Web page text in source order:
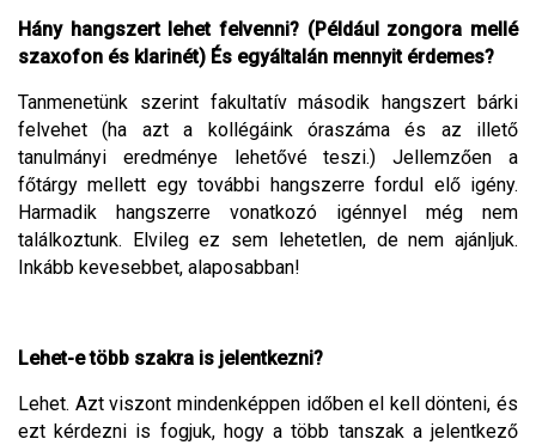
Hány hangszert lehet felvenni? (Például zongora mellé
szaxofon és klarinét) És egyáltalán mennyit érdemes?
Tanmenetünk szerint fakultatív második hangszert bárki
felvehet (ha azt a kollégáink óraszáma és az illető
tanulmányi eredménye lehetővé teszi.) Jellemzően a
főtárgy mellett egy további hangszerre fordul elő igény.
Harmadik hangszerre vonatkozó igénnyel még nem
találkoztunk. Elvileg ez sem lehetetlen, de nem ajánljuk.
Inkább kevesebbet, alaposabban!
Lehet-e több szakra is jelentkezni?
Lehet. Azt viszont mindenképpen időben el kell dönteni, és
ezt kérdezni is fogjuk, hogy a több tanszak a jelentkező